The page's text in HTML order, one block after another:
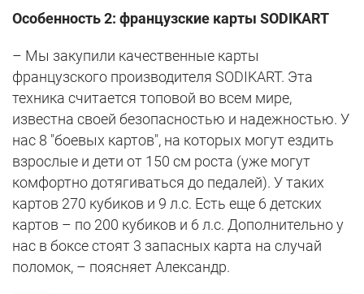
Особенность 2: французские карты SODIKART
– Мы закупили качественные карты
французского производителя SODIKART. Эта
техника считается топовой во всем мире,
известна своей безопасностью и надежностью. У
нас 8 "боевых картов", на которых могут ездить
взрослые и дети от 150 см роста (уже могут
комфортно дотягиваться до педалей). У таких
картов 270 кубиков и 9 л.с. Есть еще 6 детских
картов – по 200 кубиков и 6 л.с. Дополнительно у
нас в боксе стоят 3 запасных карта на случай
поломок, – поясняет Александр.